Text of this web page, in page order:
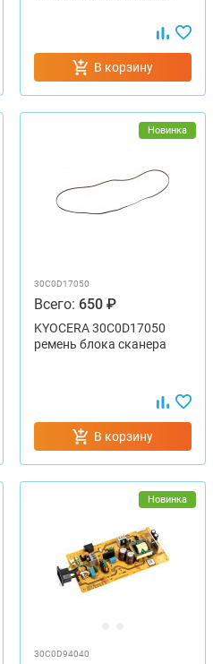
В корзину
Новинка
30C0D17050
Всего: 650 ₽
KYOCERA 30C0D17050
ремень блока сканера
В корзину
Новинка
30C0D94040